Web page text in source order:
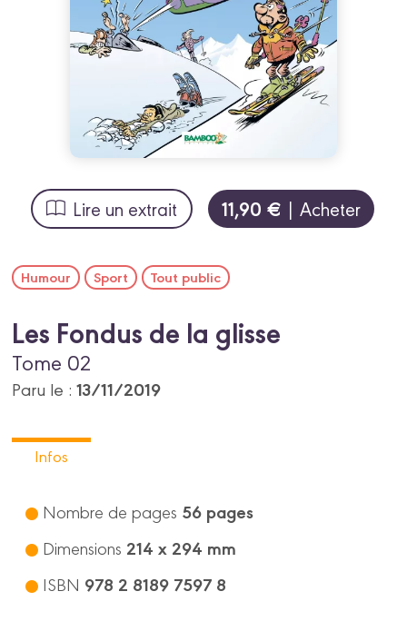
Lire un extrait 11,90 € | Acheter
Humour Sport Tout public
Les Fondus de la glisse
Tome 02
Paru le :13/11/2019
Infos
Nombre de pages 56 pages
Dimensions 214 x 294 mm
ISBN 978 2 8189 7597 8